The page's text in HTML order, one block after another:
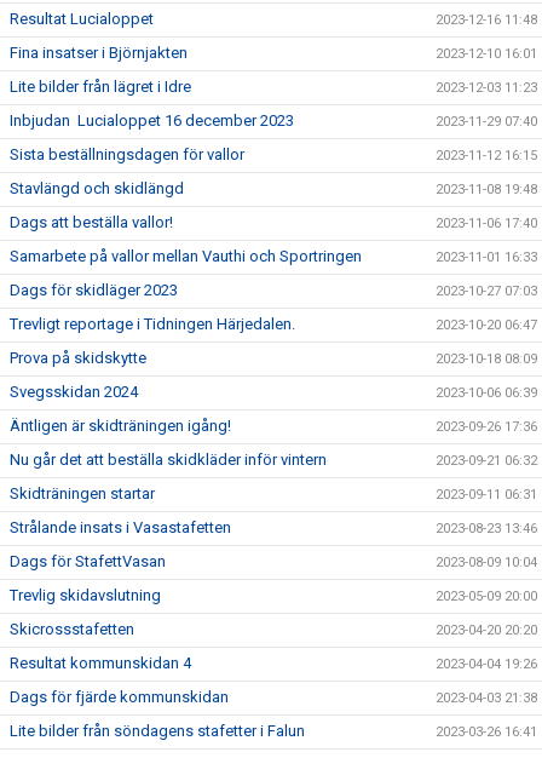
Resultat Lucialoppet 2023-12-16 11:48
Fina insatser i Björnjakten 2023-12-10 16:01
Lite bilder från lägret i Idre 2023-12-03 11:23
Inbjudan Lucialoppet 16 december 2023 2023-11-29 07:40
Sista beställningsdagen för vallor 2023-11-12 16:15
Stavlängd och skidlängd 2023-11-08 19:48
Dags att beställa vallor! 2023-11-06 17:40
Samarbete på vallor mellan Vauthi och Sportringen 2023-11-01 16:33
Dags för skidläger 2023 2023-10-27 07:03
Trevligt reportage i Tidningen Härjedalen. 2023-10-20 06:47
Prova på skidskytte 2023-10-18 08:09
Svegsskidan 2024 2023-10-06 06:39
Äntligen är skidträningen igång! 2023-09-26 17:36
Nu går det att beställa skidkläder inför vintern 2023-09-21 06:32
Skidträningen startar 2023-09-11 06:31
Strålande insats i Vasastafetten 2023-08-23 13:46
Dags för StafettVasan 2023-08-09 10:04
Trevlig skidavslutning 2023-05-09 20:00
Skicrossstafetten 2023-04-20 20:20
Resultat kommunskidan 4 2023-04-04 19:26
Dags för fjärde kommunskidan 2023-04-03 21:38
Lite bilder från söndagens stafetter i Falun 2023-03-26 16:41